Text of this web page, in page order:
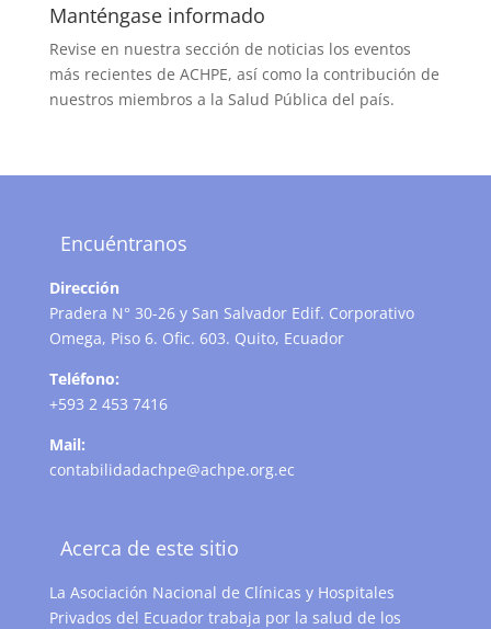
Manténgase informado
Revise en nuestra sección de noticias los eventos
más recientes de ACHPE, así como la contribución de
nuestros miembros a la Salud Pública del país.
Encuéntranos
Dirección
Pradera N° 30-26 y San Salvador Edif. Corporativo
Omega, Piso 6. Ofic. 603. Quito, Ecuador
Teléfono:
+593 2 453 7416
Mail:
contabilidadachpe@achpe.org.ec
Acerca de este sitio
La Asociación Nacional de Clínicas y Hospitales
Privados del Ecuador trabaja por la salud de los